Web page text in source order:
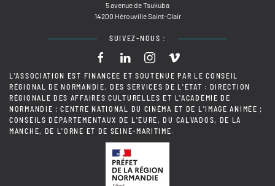
5 avenue de Tsukuba
14200 Hérouville Saint-Clair
SUIVEZ-NOUS :
L'ASSOCIATION EST FINANCÉE ET SOUTENUE PAR LE CONSEIL
RÉGIONAL DE NORMANDIE, DES SERVICES DE L'ÉTAT : DIRECTION
RÉGIONALE DES AFFAIRES CULTURELLES ET L'ACADÉMIE DE
NORMANDIE ; CENTRE NATIONAL DU CINÉMA ET DE L'IMAGE ANIMÉE ;
CONSEILS DÉPARTEMENTAUX DE L'EURE, DU CALVADOS, DE LA
MANCHE, DE L'ORNE ET DE SEINE-MARITIME.